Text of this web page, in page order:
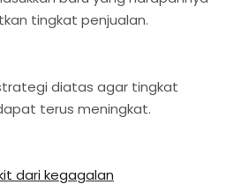
tingkat penjualan.
diatas agar tingkat
terus meningkat.
dari kegagalan